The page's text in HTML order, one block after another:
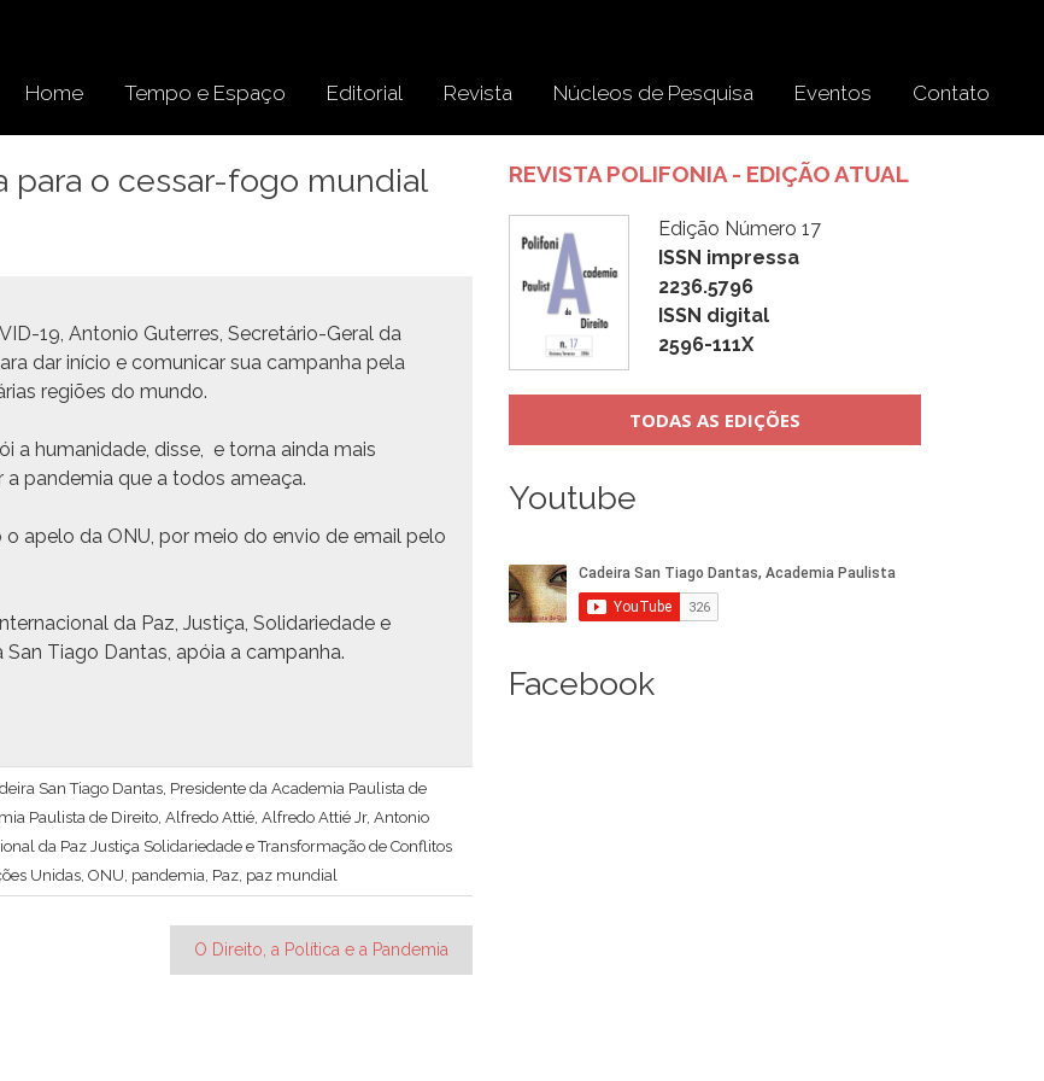
Home Tempo e Espaço Editorial Revista Núcleos de Pesquisa Eventos Contato
para o cessar-fogo mundial
19, Anto­nio Guter­res, Secretário-Ger­al da
dar iní­cio e comu­nicar sua cam­pan­ha pela
regiões do mundo.
a humanidade, disse, e tor­na ain­da mais
pan­demia que a todos ameaça.
ape­lo da ONU, por meio do envio de email pelo
da Paz, Justiça, Sol­i­dariedade e
Tia­go Dan­tas, apóia a campanha.
San Tiago Dantas, Presidente da Academia Paulista de
Paulista de Direito, Alfredo Attié, Alfredo Attié Jr, Antonio
da Paz Justiça Solidariedade e Transformação de Conflitos
Unidas, ONU, pandemia, Paz, paz mundial
O Direito, a Política e a Pandemia
REVISTA POLIFONIA - EDIÇÃO ATUAL
Edição Número 17
ISSN impressa
2236.5796
ISSN digital
2596-111X
TODAS AS EDIÇÕES
Youtube
Facebook